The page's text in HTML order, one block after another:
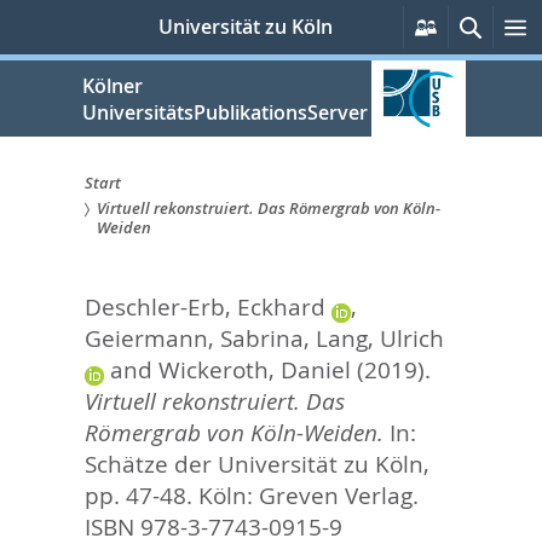
springen
Universität zu Köln
Services
Suche
Kölner
UniversitätsPublikationsServer
Sie
hier:
Start
Virtuell rekonstruiert. Das Römergrab von Köln-
Weiden
Deschler-Erb, Eckhard
,
Geiermann, Sabrina, Lang, Ulrich
and Wickeroth, Daniel (2019).
Virtuell rekonstruiert. Das
Römergrab von Köln-Weiden. In:
Schätze der Universität zu Köln,
pp. 47-48. Köln: Greven Verlag.
ISBN 978-3-7743-0915-9